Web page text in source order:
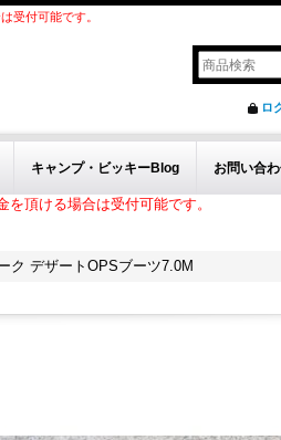
受付可能です。
ロ
キャンプ・ビッキーBlog お問い合
頂ける場合は受付可能です。
ク デザートOPSブーツ7.0M